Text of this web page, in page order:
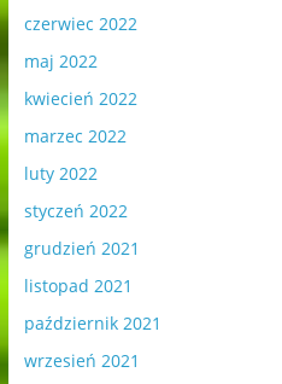
czerwiec 2022
maj 2022
kwiecień 2022
marzec 2022
luty 2022
styczeń 2022
grudzień 2021
listopad 2021
październik 2021
wrzesień 2021